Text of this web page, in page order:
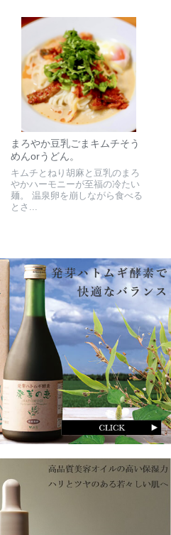
まろやか豆乳ごまキムチそう
めんorうどん。
キムチとねり胡麻と豆乳のまろ
やかハーモニーが至福の冷たい
麺。 温泉卵を崩しながら食べる
とさ...